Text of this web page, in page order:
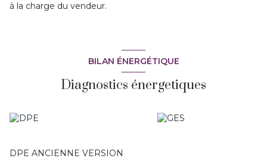
à la charge du vendeur.
BILAN ÉNERGÉTIQUE
Diagnostics énergetiques
DPE ANCIENNE VERSION